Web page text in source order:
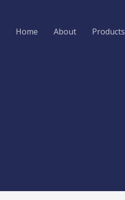
Home About Products